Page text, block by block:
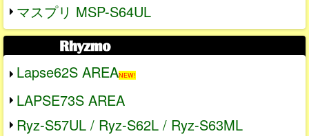
マスプリ MSP-S64UL
Lapse62S AREANEW!
LAPSE73S AREA
Ryz-S57UL / Ryz-S62L / Ryz-S63ML